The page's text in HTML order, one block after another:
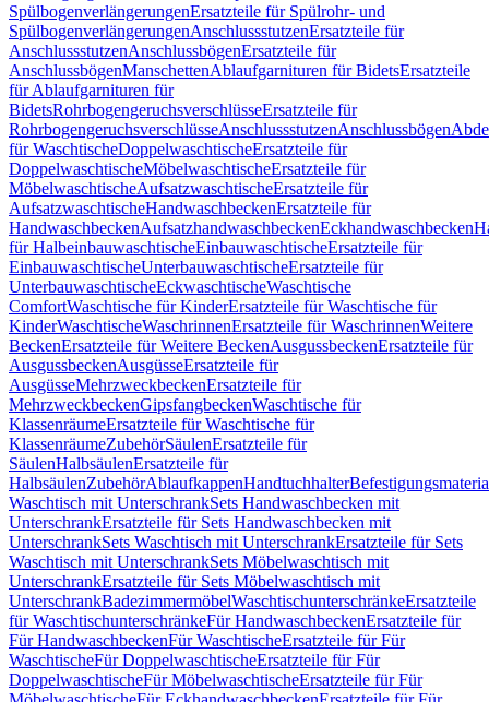
SpülbogenverlängerungenErsatzteile für Spülrohr- und
SpülbogenverlängerungenAnschlussstutzenErsatzteile für
AnschlussstutzenAnschlussbögenErsatzteile für
AnschlussbögenManschettenAblaufgarnituren für BidetsErsatzteile
für Ablaufgarnituren für
BidetsRohrbogengeruchsverschlüsseErsatzteile für
RohrbogengeruchsverschlüsseAnschlussstutzenAnschlussbögen
für WaschtischeDoppelwaschtischeErsatzteile für
DoppelwaschtischeMöbelwaschtischeErsatzteile für
MöbelwaschtischeAufsatzwaschtischeErsatzteile für
AufsatzwaschtischeHandwaschbeckenErsatzteile für
HandwaschbeckenAufsatzhandwaschbeckenEckhandwaschbecken
für HalbeinbauwaschtischeEinbauwaschtischeErsatzteile für
EinbauwaschtischeUnterbauwaschtischeErsatzteile für
UnterbauwaschtischeEckwaschtischeWaschtische
ComfortWaschtische für KinderErsatzteile für Waschtische für
KinderWaschtischeWaschrinnenErsatzteile für WaschrinnenWeitere
BeckenErsatzteile für Weitere BeckenAusgussbeckenErsatzteile für
AusgussbeckenAusgüsseErsatzteile für
AusgüsseMehrzweckbeckenErsatzteile für
MehrzweckbeckenGipsfangbeckenWaschtische für
KlassenräumeErsatzteile für Waschtische für
KlassenräumeZubehörSäulenErsatzteile für
SäulenHalbsäulenErsatzteile für
HalbsäulenZubehörAblaufkappenHandtuchhalter
Waschtisch mit UnterschrankSets Handwaschbecken mit
UnterschrankErsatzteile für Sets Handwaschbecken mit
UnterschrankSets Waschtisch mit UnterschrankErsatzteile für Sets
Waschtisch mit UnterschrankSets Möbelwaschtisch mit
UnterschrankErsatzteile für Sets Möbelwaschtisch mit
UnterschrankBadezimmermöbelWaschtischunterschränkeErsatzteile
für WaschtischunterschränkeFür HandwaschbeckenErsatzteile für
Für HandwaschbeckenFür WaschtischeErsatzteile für Für
WaschtischeFür DoppelwaschtischeErsatzteile für Für
DoppelwaschtischeFür MöbelwaschtischeErsatzteile für Für